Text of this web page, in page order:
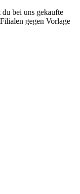
bei uns gekaufte
gegen Vorlage